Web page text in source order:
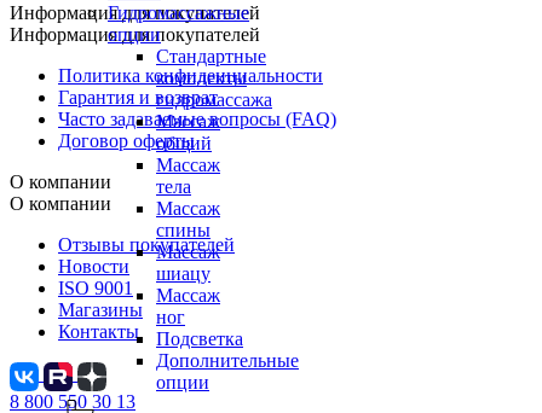
Гидромассажные
опции
Стандартные
комплекты
гидромассажа
Массаж
общий
Массаж
тела
Массаж
спины
Массаж
шиацу
Массаж
ног
Подсветка
Дополнительные
опции
Информация для покупателей
Информация для покупателей
Политика конфиденциальности
Гарантия и возврат
Часто задаваемые вопросы (FAQ)
Договор оферты
О компании
О компании
Отзывы покупателей
Новости
ISO 9001
Магазины
Контакты
8 800 550 30 13